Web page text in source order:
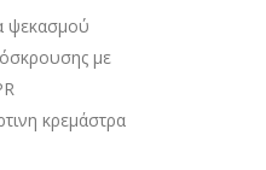
ψεκασμού
με
κρεμάστρα